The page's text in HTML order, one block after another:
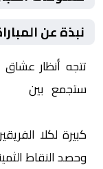
نبذة عن
تتجه أنظار عشاق
ستجمع بين
كبيرة لكلا
وحصد النقاط